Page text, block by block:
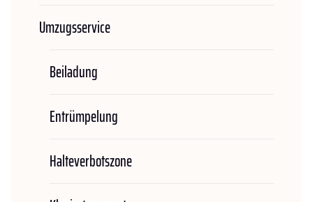
Umzugsservice
Beiladung
Entrümpelung
Halteverbotszone